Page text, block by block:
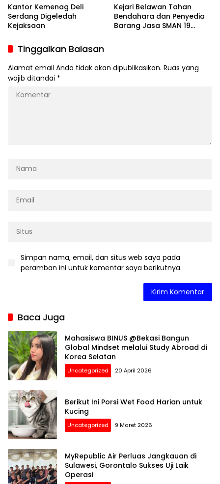
Kantor Kemenag Deli
Serdang Digeledah
Kejaksaan
Kejari Belawan Tahan
Bendahara dan Penyedia
Barang Jasa SMAN 19
Tinggalkan Balasan
Alamat email Anda tidak akan dipublikasikan. Ruas yang
wajib ditandai *
Simpan nama, email, dan situs web saya pada
peramban ini untuk komentar saya berikutnya.
Baca Juga
Mahasiswa BINUS @Bekasi Bangun
Global Mindset melalui Study Abroad di
Korea Selatan
Uncategorized 20 April 2026
Berikut Ini Porsi Wet Food Harian untuk
Kucing
Uncategorized 9 Maret 2026
MyRepublic Air Perluas Jangkauan di
Sulawesi, Gorontalo Sukses Uji Laik
Operasi